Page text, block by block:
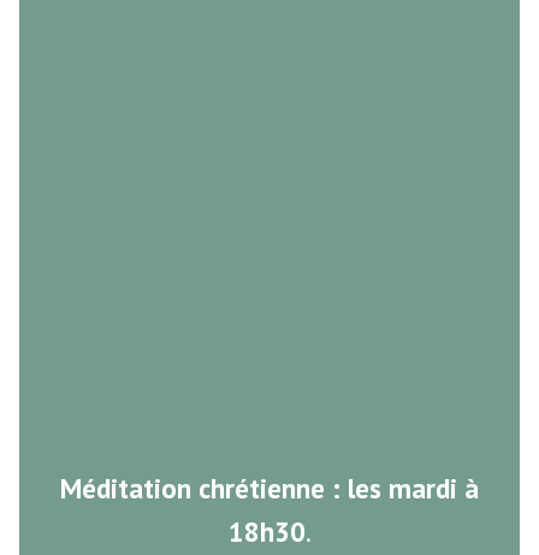
Méditation chrétienne : les mardi à
18h30.